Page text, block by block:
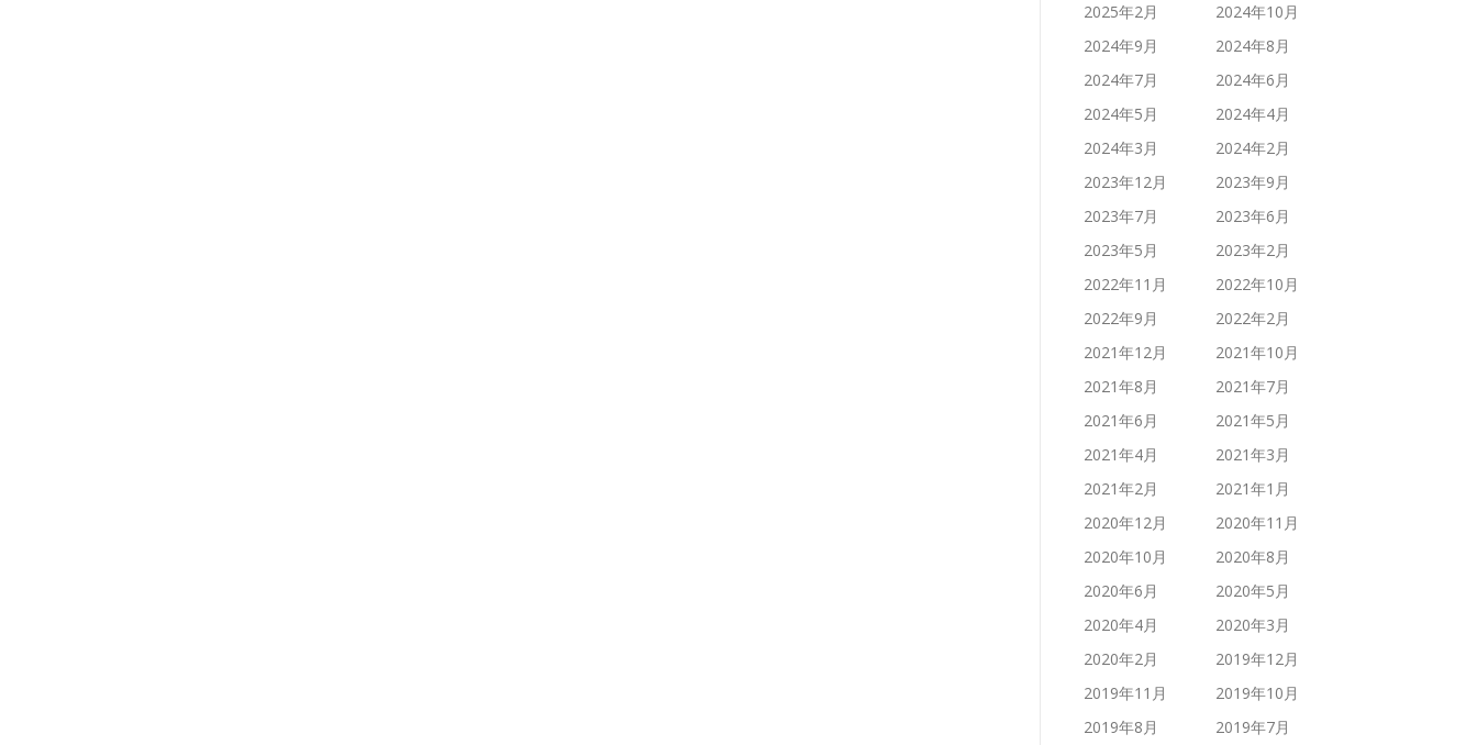
2025年2月
2024年10月
2024年9月
2024年8月
2024年7月
2024年6月
2024年5月
2024年4月
2024年3月
2024年2月
2023年12月
2023年9月
2023年7月
2023年6月
2023年5月
2023年2月
2022年11月
2022年10月
2022年9月
2022年2月
2021年12月
2021年10月
2021年8月
2021年7月
2021年6月
2021年5月
2021年4月
2021年3月
2021年2月
2021年1月
2020年12月
2020年11月
2020年10月
2020年8月
2020年6月
2020年5月
2020年4月
2020年3月
2020年2月
2019年12月
2019年11月
2019年10月
2019年8月
2019年7月